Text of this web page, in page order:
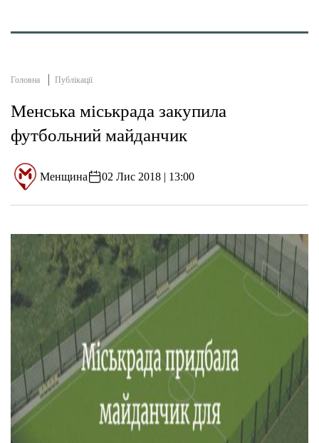
Головна Публікації
Менська міськрада закупила
футбольний майданчик
Менщина 02 Лис 2018 | 13:00